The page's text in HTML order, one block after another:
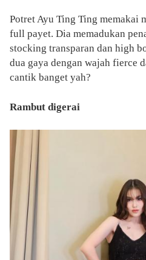
Potret Ayu Ting Ting memakai
full payet. Dia memadukan
stocking transparan dan high
dua gaya dengan wajah fierce
cantik banget yah?
Rambut digerai